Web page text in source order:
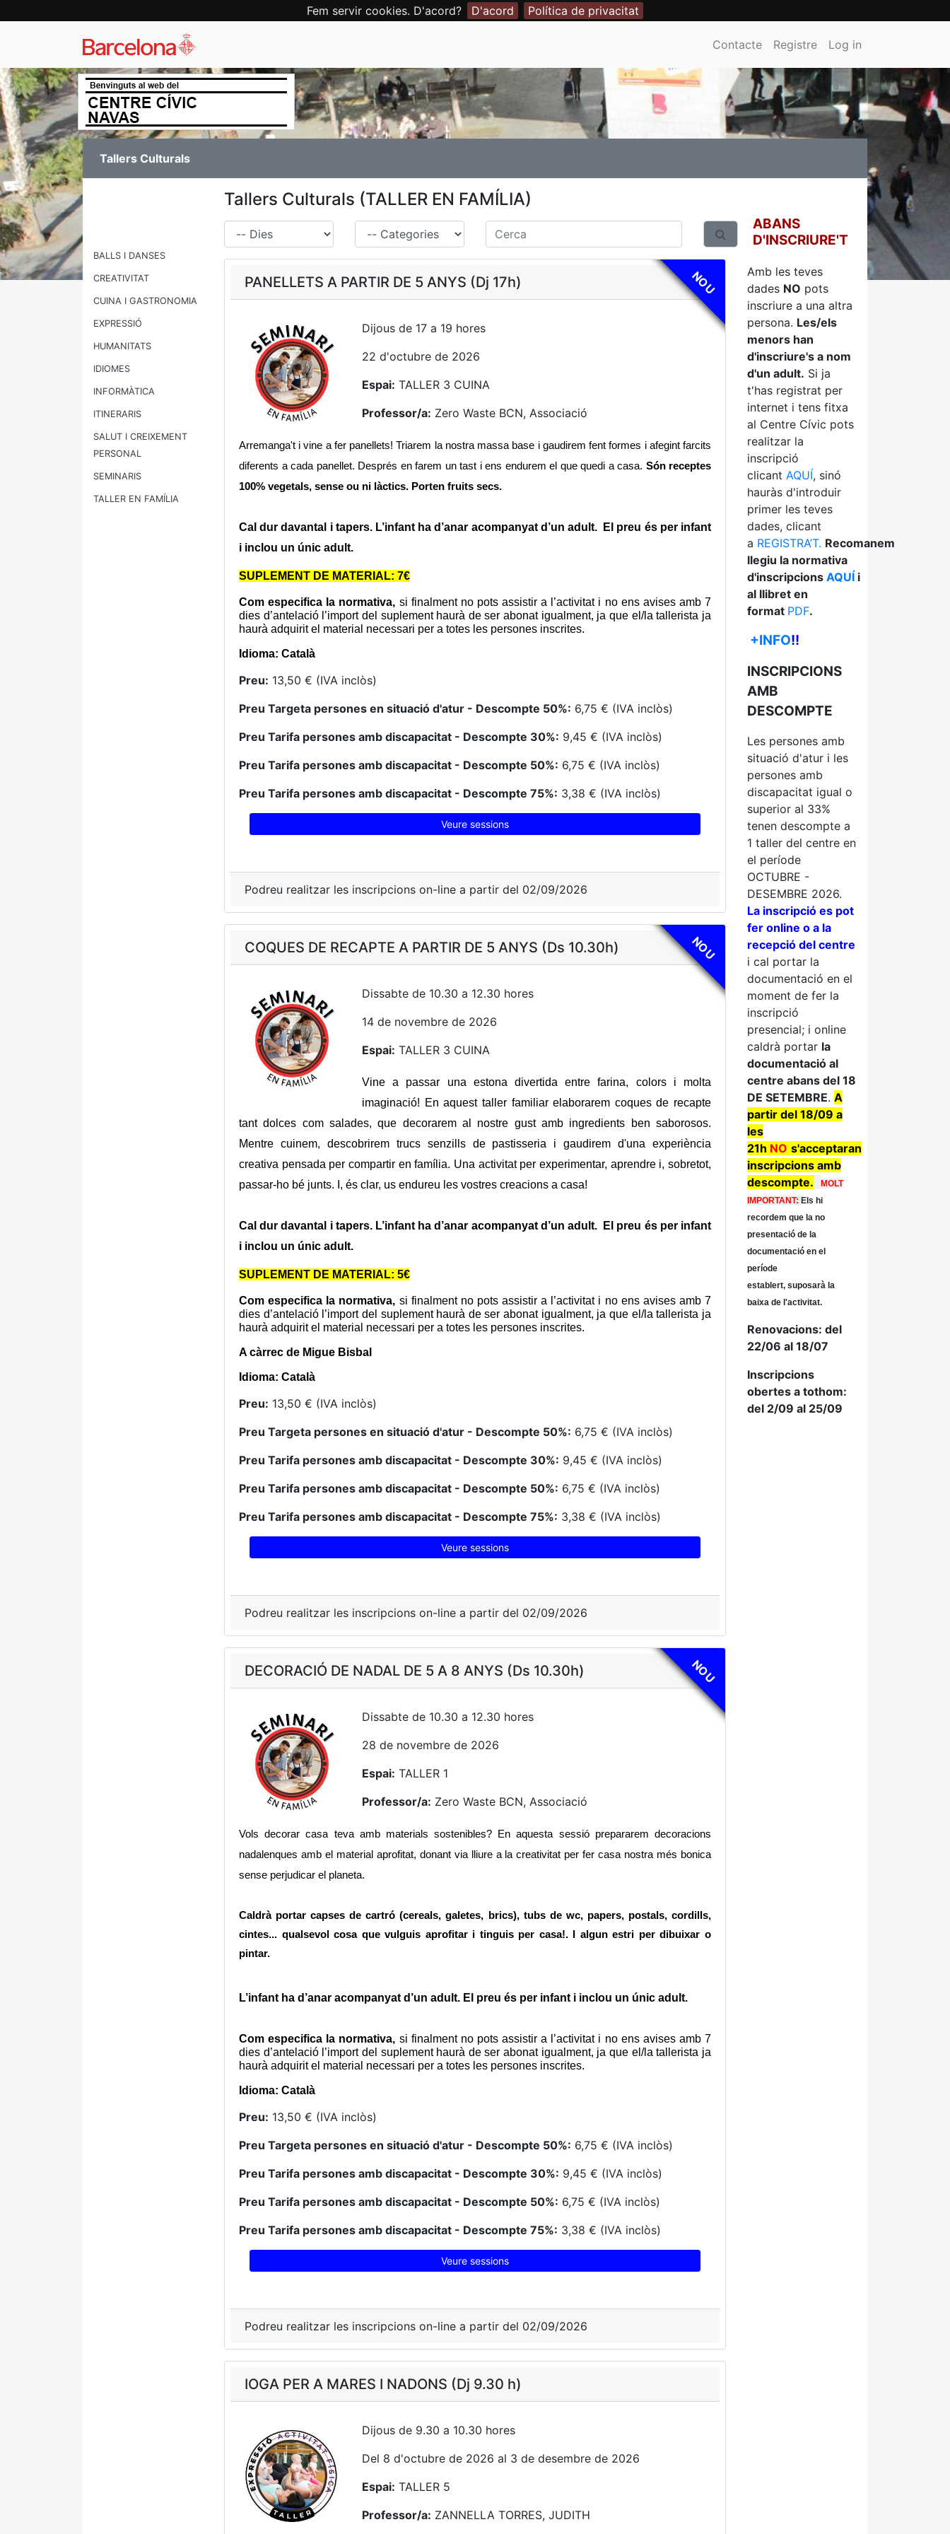
Fem servir cookies. D'acord? D'acord Política de privacitat
Contacte Registre Log in
Tallers Culturals
BALLS I DANSES
CREATIVITAT
CUINA I GASTRONOMIA
EXPRESSIÓ
HUMANITATS
IDIOMES
INFORMÀTICA
ITINERARIS
SALUT I CREIXEMENT
PERSONAL
SEMINARIS
TALLER EN FAMÍLIA
Tallers Culturals (TALLER EN FAMÍLIA)
Cerca
NOU
PANELLETS A PARTIR DE 5 ANYS (Dj 17h)
Dijous de 17 a 19 hores
22 d'octubre de 2026
Espai: TALLER 3 CUINA
Professor/a: Zero Waste BCN, Associació
Arremanga't i vine a fer panellets! Triarem la nostra massa base i gaudirem fent formes i afegint farcits
diferents a cada panellet. Després en farem un tast i ens endurem el que quedi a casa. Són receptes
100% vegetals, sense ou ni làctics. Porten fruits secs.
Cal dur davantal i tapers. L’infant ha d’anar acompanyat d’un adult.
El preu és per infant
i inclou un únic adult.
SUPLEMENT DE MATERIAL: 7€
Com especifica la normativa, si finalment no pots assistir a l’activitat i no ens avises amb 7
dies d’antelació l’import del suplement haurà de ser abonat igualment, ja que el/la tallerista ja
haurà adquirit el material necessari per a totes les persones inscrites.
Idioma: Català
Preu: 13,50 € (IVA inclòs)
Preu Targeta persones en situació d'atur - Descompte 50%: 6,75 € (IVA inclòs)
Preu Tarifa persones amb discapacitat - Descompte 30%: 9,45 € (IVA inclòs)
Preu Tarifa persones amb discapacitat - Descompte 50%: 6,75 € (IVA inclòs)
Preu Tarifa persones amb discapacitat - Descompte 75%: 3,38 € (IVA inclòs)
Veure sessions
Podreu realitzar les inscripcions on-line a partir del 02/09/2026
NOU
COQUES DE RECAPTE A PARTIR DE 5 ANYS (Ds 10.30h)
Dissabte de 10.30 a 12.30 hores
14 de novembre de 2026
Espai: TALLER 3 CUINA
Vine a passar una estona divertida entre farina, colors i molta
imaginació! En aquest taller familiar elaborarem coques de recapte
tant dolces com salades, que decorarem al nostre gust amb ingredients ben saborosos.
Mentre cuinem, descobrirem trucs senzills de pastisseria i gaudirem d'una experiència
creativa pensada per compartir en família. Una activitat per experimentar, aprendre i, sobretot,
passar-ho bé junts. I, és clar, us endureu les vostres creacions a casa!
Cal dur davantal i tapers. L’infant ha d’anar acompanyat d’un adult.
El preu és per infant
i inclou un únic adult.
SUPLEMENT DE MATERIAL: 5€
Com especifica la normativa, si finalment no pots assistir a l’activitat i no ens avises amb 7
dies d’antelació l’import del suplement haurà de ser abonat igualment, ja que el/la tallerista ja
haurà adquirit el material necessari per a totes les persones inscrites.
A càrrec de Migue Bisbal
Idioma: Català
Preu: 13,50 € (IVA inclòs)
Preu Targeta persones en situació d'atur - Descompte 50%: 6,75 € (IVA inclòs)
Preu Tarifa persones amb discapacitat - Descompte 30%: 9,45 € (IVA inclòs)
Preu Tarifa persones amb discapacitat - Descompte 50%: 6,75 € (IVA inclòs)
Preu Tarifa persones amb discapacitat - Descompte 75%: 3,38 € (IVA inclòs)
Veure sessions
Podreu realitzar les inscripcions on-line a partir del 02/09/2026
NOU
DECORACIÓ DE NADAL DE 5 A 8 ANYS (Ds 10.30h)
Dissabte de 10.30 a 12.30 hores
28 de novembre de 2026
Espai: TALLER 1
Professor/a: Zero Waste BCN, Associació
Vols decorar casa teva amb materials sostenibles? En aquesta sessió prepararem decoracions
nadalenques amb el material aprofitat, donant via lliure a la creativitat per fer casa nostra més bonica
sense perjudicar el planeta.
Caldrà portar capses de cartró (cereals, galetes, brics), tubs de wc, papers, postals, cordills,
cintes... qualsevol cosa que vulguis aprofitar i tinguis per casa!. I algun estri per dibuixar o
pintar.
L’infant ha d’anar acompanyat d’un adult. El preu és per infant i inclou un únic adult.
Com especifica la normativa, si finalment no pots assistir a l’activitat i no ens avises amb 7
dies d’antelació l’import del suplement haurà de ser abonat igualment, ja que el/la tallerista ja
haurà adquirit el material necessari per a totes les persones inscrites.
Idioma: Català
Preu: 13,50 € (IVA inclòs)
Preu Targeta persones en situació d'atur - Descompte 50%: 6,75 € (IVA inclòs)
Preu Tarifa persones amb discapacitat - Descompte 30%: 9,45 € (IVA inclòs)
Preu Tarifa persones amb discapacitat - Descompte 50%: 6,75 € (IVA inclòs)
Preu Tarifa persones amb discapacitat - Descompte 75%: 3,38 € (IVA inclòs)
Veure sessions
Podreu realitzar les inscripcions on-line a partir del 02/09/2026
IOGA PER A MARES I NADONS (Dj 9.30 h)
Dijous de 9.30 a 10.30 hores
Del 8 d'octubre de 2026 al 3 de desembre de 2026
Espai: TALLER 5
Professor/a: ZANNELLA TORRES, JUDITH
ABANS
D'INSCRIURE'T
Amb les teves
dades NO pots
inscriure a una altra
persona. Les/els
menors han
d'inscriure's a nom
d'un adult. Si ja
t'has registrat per
internet i tens fitxa
al Centre Cívic pots
realitzar la
inscripció
clicant AQUÍ, sinó
hauràs d'introduir
primer les teves
dades, clicant
a REGISTRA’T. Recomanem
llegiu la normativa
d'inscripcions AQUÍ i
al llibret en
format PDF.
+INFO!!
INSCRIPCIONS
AMB
DESCOMPTE
Les persones amb
situació d'atur i les
persones amb
discapacitat igual o
superior al 33%
tenen descompte a
1 taller del centre en
el període
OCTUBRE -
DESEMBRE 2026.
La inscripció es pot
fer online o a la
recepció del centre
i cal portar la
documentació en el
moment de fer la
inscripció
presencial; i online
caldrà portar la
documentació al
centre abans del 18
DE SETEMBRE. A
partir del 18/09 a
les
21h NO s'acceptaran
inscripcions amb
descompte.
MOLT
IMPORTANT: Els hi
recordem que la no
presentació de la
documentació en el
període
establert, suposarà la
baixa de l'activitat.
Renovacions: del
22/06 al 18/07
Inscripcions
obertes a tothom:
del 2/09 al 25/09